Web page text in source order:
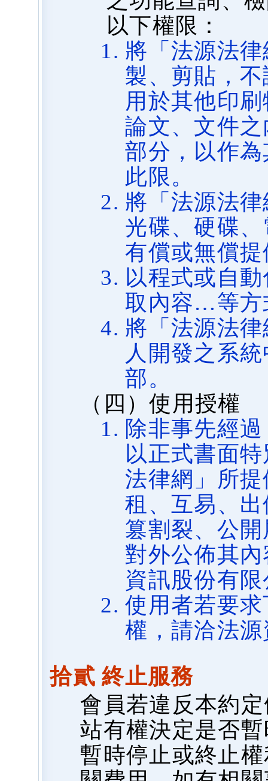
以下權限：
將「法源法
製、剪貼，
用於其他印
論文、文件
部分，以作
此限。
將「法源法
光碟、硬碟
有償或無償
以程式或自
取內容…等方
將「法源法
人開發之系
部。
（四）使用授權
除非事先經
以正式書面
法律網」所
租、互易、
篡割裂、公
對外公佈其
資訊股份有
使用者若要
權，請洽法
拾貳 終止服務
會員若違反本約
站有權決定是否
暫時停止或終止